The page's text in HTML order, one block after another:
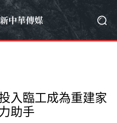
入臨工成為重建家
助手